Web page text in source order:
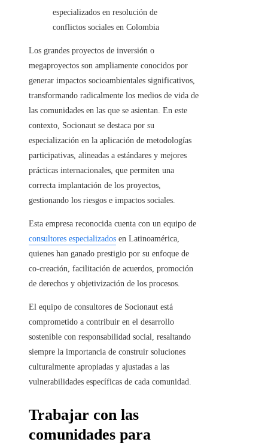
Los grandes proyectos de inversión o
megaproyectos son ampliamente conocidos por
generar impactos socioambientales significativos,
transformando radicalmente los medios de vida de
las comunidades en las que se asientan. En este
contexto, Socionaut se destaca por su
especialización en la aplicación de metodologías
participativas, alineadas a estándares y mejores
prácticas internacionales, que permiten una
correcta implantación de los proyectos,
gestionando los riesgos e impactos sociales.
Esta empresa reconocida cuenta con un equipo de
consultores especializados en Latinoamérica,
quienes han ganado prestigio por su enfoque de
co-creación, facilitación de acuerdos, promoción
de derechos y objetivización de los procesos.
El equipo de consultores de Socionaut está
comprometido a contribuir en el desarrollo
sostenible con responsabilidad social, resaltando
siempre la importancia de construir soluciones
culturalmente apropiadas y ajustadas a las
vulnerabilidades específicas de cada comunidad.
Trabajar con las
comunidades para